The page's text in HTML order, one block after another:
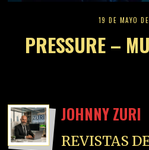
19 DE MAYO
PRESSURE –
JOHNNY ZURI
REVISTAS